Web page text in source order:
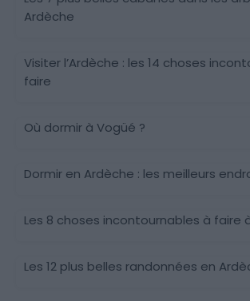
Ardèche
Visiter l’Ardèche : les 14 choses
faire
Où dormir à Vogüé ?
Dormir en Ardèche : les meilleurs
Les 8 choses incontournables à faire
Les 12 plus belles randonnées en